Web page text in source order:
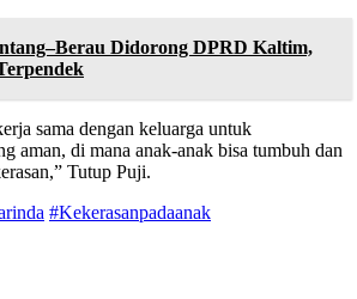
Didorong DPRD Kaltim,
sama dengan keluarga untuk
aman, di mana anak-anak bisa tumbuh dan
Tutup Puji.
#Kekerasanpadaanak